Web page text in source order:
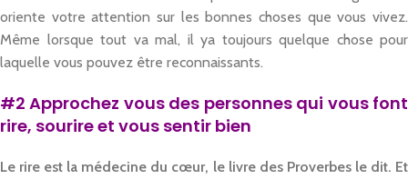
oriente votre attention sur les bonnes choses que vous vivez.
Même lorsque tout va mal, il ya toujours quelque chose pour
laquelle vous pouvez être reconnaissants.
#2 Approchez vous des personnes qui vous font
rire, sourire et vous sentir bien
Le rire est la médecine du cœur, le livre des Proverbes le dit. Et